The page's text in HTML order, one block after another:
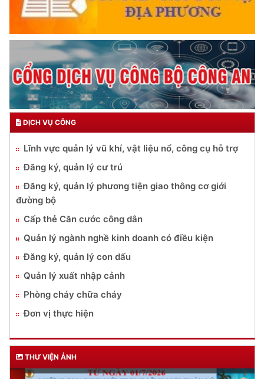
DỊCH VỤ CÔNG
Lĩnh vực quản lý vũ khí, vật liệu nổ, công cụ hỗ trợ
Đăng ký, quản lý cư trú
Đăng ký, quản lý phương tiện giao thông cơ giới
đường bộ
Cấp thẻ Căn cước công dân
Quản lý ngành nghề kinh doanh có điều kiện
Đăng ký, quản lý con dấu
Quản lý xuất nhập cảnh
Phòng cháy chữa cháy
Đơn vị thực hiện
THƯ VIỆN ẢNH